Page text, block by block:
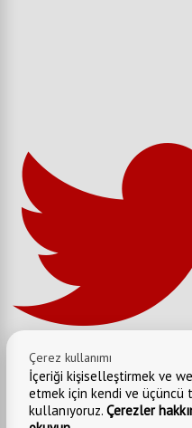
Çerez kullanımı
İçeriği kişiselleştirmek ve
etmek için kendi ve üçüncü
kullanıyoruz. Çerezler